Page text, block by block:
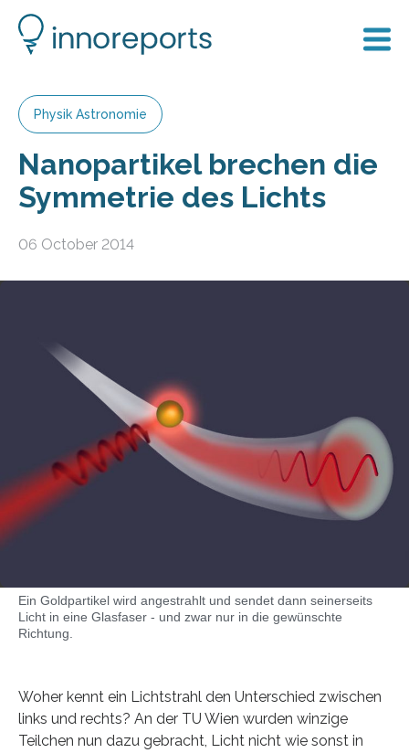
Physik Astronomie
Nanopartikel brechen die
Symmetrie des Lichts
06 October 2014
Ein Goldpartikel wird angestrahlt und sendet dann seinerseits
Licht in eine Glasfaser - und zwar nur in die gewünschte
Richtung.
Woher kennt ein Lichtstrahl den Unterschied zwischen
links und rechts? An der TU Wien wurden winzige
Teilchen nun dazu gebracht, Licht nicht wie sonst in